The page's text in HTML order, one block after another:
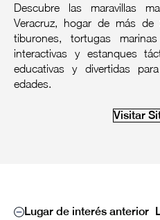
Descubre las maravillas
Veracruz, hogar de más de
tiburones, tortugas
interactivas y estanques
educativas y divertidas
edades.
Visitar
Lugar de interés anterior